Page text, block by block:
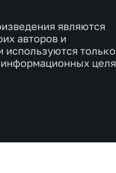
являются
авторов и
используются